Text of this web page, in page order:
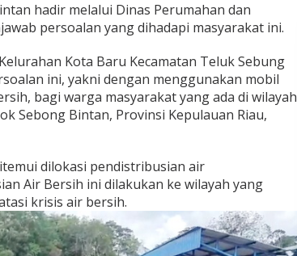
hadir melalui Dinas Perumahan dan
persoalan yang dihadapi masyarakat ini.
Kota Baru Kecamatan Teluk Sebung
ini, yakni dengan menggunakan mobil
bagi warga masyarakat yang ada di wilayah
Sebong Bintan, Provinsi Kepulauan Riau,
dilokasi pendistribusian air
Air Bersih ini dilakukan ke wilayah yang
krisis air bersih.